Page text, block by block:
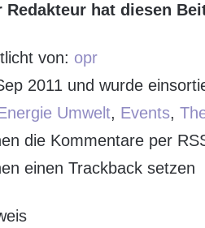
Redakteur hat diesen
von: opr
2011 und wurde
Umwelt, Events,
die Kommentare per
einen Trackback setzen